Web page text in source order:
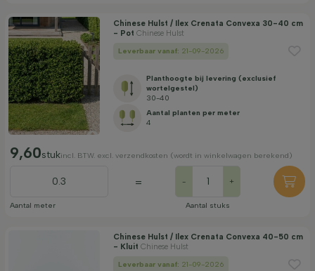
Chinese Hulst / Ilex Crenata Convexa 30-40 cm
- Pot Chinese Hulst
Leverbaar vanaf: 21-09-2026
Planthoogte bij levering (exclusief
wortelgestel)
30-40
Aantal planten per meter
4
9,60stukincl. BTW. excl. verzendkosten (wordt in winkelwagen berekend)
Aantal meter
= - +
Aantal stuks
Chinese Hulst / Ilex Crenata Convexa 40-50 cm
- Kluit Chinese Hulst
Leverbaar vanaf: 21-09-2026